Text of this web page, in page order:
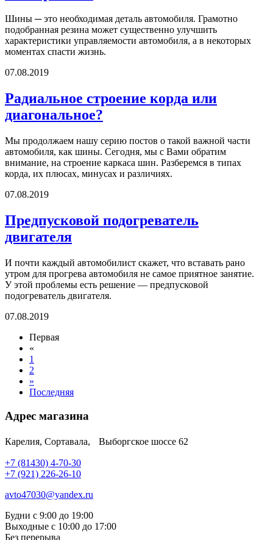
Шины ─ это необходимая деталь автомобиля. Грамотно
подобранная резина может существенно улучшить
характеристики управляемости автомобиля, а в некоторых
моментах спасти жизнь.
07.08.2019
Радиальное строение корда или
диагональное?
Мы продолжаем нашу серию постов о такой важной части
автомобиля, как шины. Сегодня, мы с Вами обратим
внимание, на строение каркаса шин. Разберемся в типах
корда, их плюсах, минусах и различиях.
07.08.2019
Предпусковой подогреватель
двигателя
И почти каждый автомобилист скажет, что вставать рано
утром для прогрева автомобиля не самое приятное занятие.
У этой проблемы есть решение — предпусковой
подогреватель двигателя.
07.08.2019
Первая
«
1
2
»
Последняя
Адрес магазина
Карелия, Сортавала, Выборгское шоссе 62
+7 (81430) 4-70-30
+7 (921) 226-26-10
avto47030@yandex.ru
Будни с 9:00 до 19:00
Выходные с 10:00 до 17:00
Без перерыва